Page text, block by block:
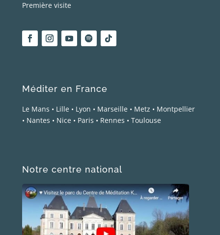
Première visite
Méditer en France
Le Mans • Lille • Lyon • Marseille • Metz • Montpellier
• Nantes • Nice • Paris • Rennes • Toulouse
Notre centre national